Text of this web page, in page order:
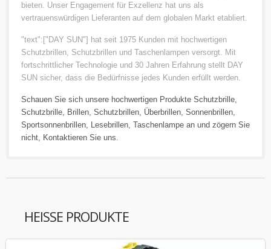
bieten. Unser Engagement für Exzellenz hat uns als
vertrauenswürdigen Lieferanten auf dem globalen Markt etabliert.
"text":["DAY SUN"] hat seit 1975 Kunden mit hochwertigen
Schutzbrillen, Schutzbrillen und Taschenlampen versorgt. Mit
fortschrittlicher Technologie und 30 Jahren Erfahrung stellt DAY
SUN sicher, dass die Bedürfnisse jedes Kunden erfüllt werden.
Schauen Sie sich unsere hochwertigen Produkte Schutzbrille,
Schutzbrille, Brillen, Schutzbrillen, Überbrillen, Sonnenbrillen,
Sportsonnenbrillen, Lesebrillen, Taschenlampe an und zögern Sie
nicht, Kontaktieren Sie uns.
HEISSE PRODUKTE